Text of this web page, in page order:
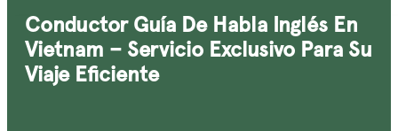
Conductor Guía De Habla Inglés En
Vietnam – Servicio Exclusivo Para Su
Viaje Eficiente